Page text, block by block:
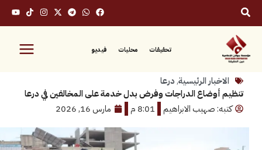
محليات فيديو
الرئيسية,درعا
الدراجات وفرض بدل خدمة على المخالفين في درعا
صهيب الابراهيم
8:01 م مارس 16, 2026